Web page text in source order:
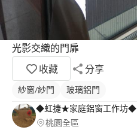
光影交織的門扉
收藏
分享
紗窗/紗門
玻璃鋁門
◆虹捷★家庭鋁窗工作坊◆
桃園全區